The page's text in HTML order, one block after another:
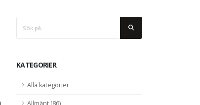
KATEGORIER
Alla kategorier
Allmänt (86)